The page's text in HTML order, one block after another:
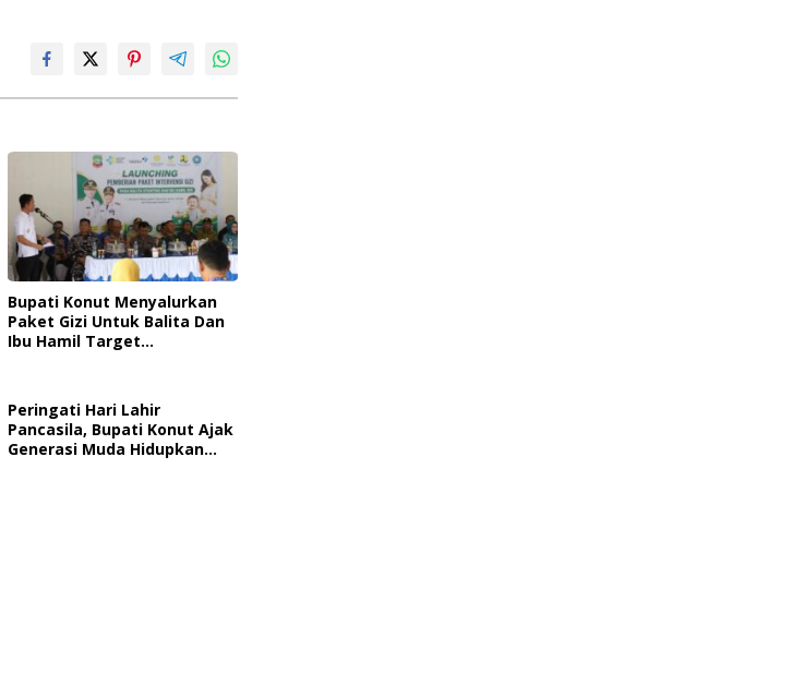
Bupati Konut Menyalurkan
Paket Gizi Untuk Balita Dan
Ibu Hamil Target
Peringati Hari Lahir
Pancasila, Bupati Konut Ajak
Generasi Muda Hidupkan